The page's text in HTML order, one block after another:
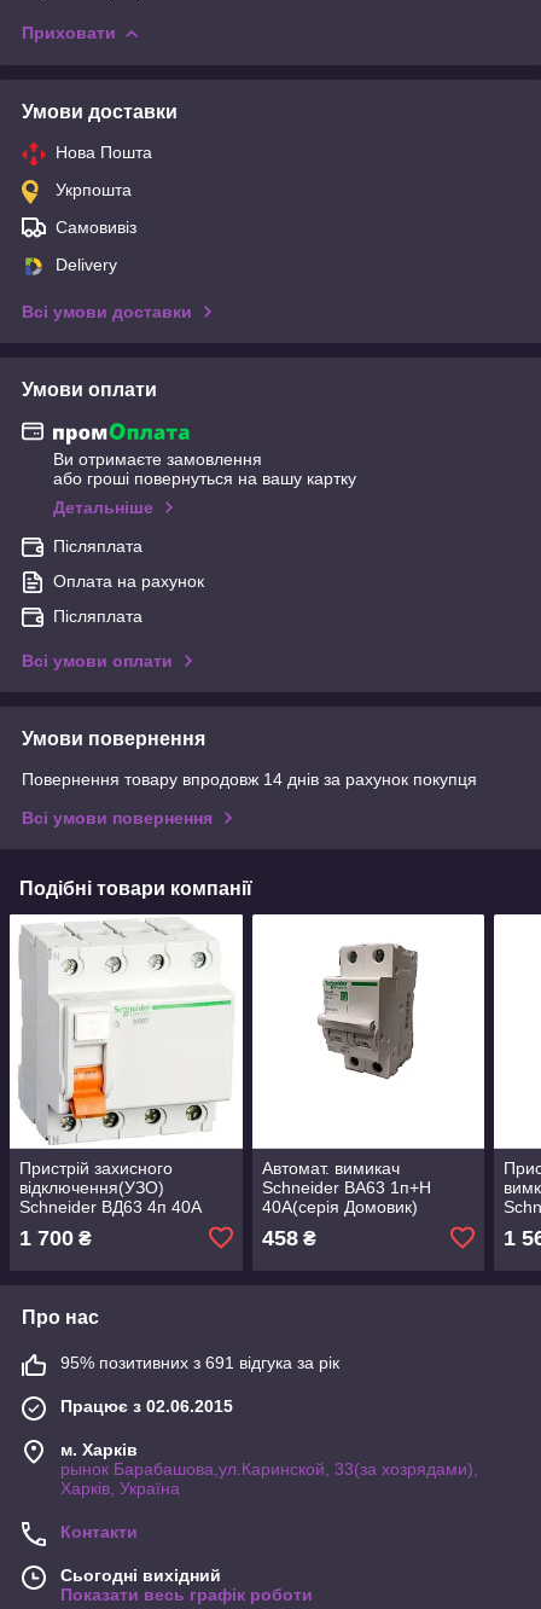
Приховати
Умови доставки
Нова Пошта
Укрпошта
Самовивіз
Delivery
Всі умови доставки
Умови оплати
Ви отримаєте замовлення
або гроші повернуться на вашу картку
Детальніше
Післяплата
Оплата на рахунок
Післяплата
Всі умови оплати
Умови повернення
Повернення товару впродовж 14 днів за рахунок покупця
Всі умови повернення
Подібні товари компанії
Пристрій захисного
відключення(УЗО)
Schneider ВД63 4п 40А
1 700 ₴
Автомат. вимикач
Schneider ВА63 1п+H
40А(серія Домовик)
458₴ 1
Про нас
95% позитивних з 691 відгука за рік
Працює з 02.06.2015
м. Харків
рынок Барабашова,ул.Каринской, 33(за хозрядами),
Харків, Україна
Контакти
Сьогодні вихідний
Показати весь графік роботи